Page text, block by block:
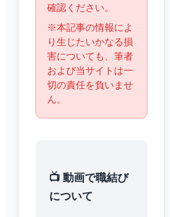
確認ください。
※本記事の情報によ
り生じたいかなる損
害についても、筆者
および当サイトは一
切の責任を負いませ
ん。
📺 動画で職結び
について